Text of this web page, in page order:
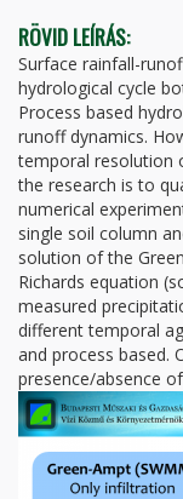
RÖVID LEÍRÁS:
Surface rainfall-
hydrological cycle
Process based
runoff dynamics.
temporal resolution
the research is to
numerical
single soil column
solution of the
Richards equation
measured
different temporal
and process based.
presence/absence